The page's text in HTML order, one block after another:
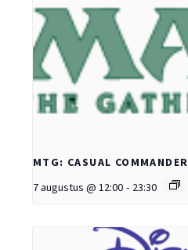
MTG: CASUAL COMMANDER
7 augustus @ 12:00 - 23:30